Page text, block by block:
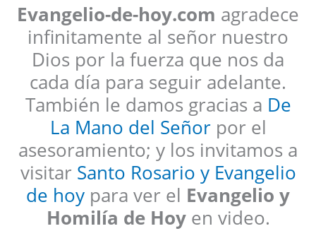
Evangelio-de-hoy.com agradece
infinitamente al señor nuestro
Dios por la fuerza que nos da
cada día para seguir adelante.
También le damos gracias a De
La Mano del Señorpor el
asesoramiento; y los invitamos a
visitar Santo Rosario y Evangelio
de hoy para ver el Evangelio y
Homilía de Hoyen video.